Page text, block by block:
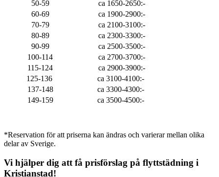
50-59
ca 1650-2650:-
60-69
ca 1900-2900:-
70-79
ca 2100-3100:-
80-89
ca 2300-3300:-
90-99
ca 2500-3500:-
100-114
ca 2700-3700:-
115-124
ca 2900-3900:-
125-136
ca 3100-4100:-
137-148
ca 3300-4300:-
149-159
ca 3500-4500:-
*Reservation för att priserna kan ändras och varierar mellan olika
delar av Sverige.
Vi hjälper dig att få prisförslag på flyttstädning i
Kristianstad!